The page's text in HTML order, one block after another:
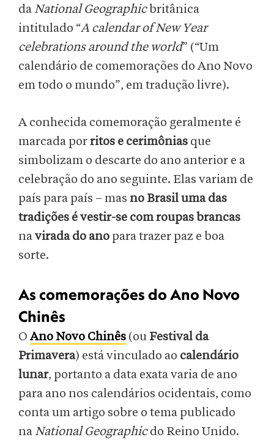
daNational Geographicbritânica
intitulado “A calendar of New Year
celebrations around the world” (“Um
calendário de comemorações do Ano Novo
em todo o mundo”, em tradução livre).
A conhecida comemoração geralmente é
marcada porritos e cerimônias que
simbolizam o descarte do ano anterior e a
celebração do ano seguinte. Elas variam de
país para país – mas no Brasil uma das
tradições é vestir-se com roupas brancas
navirada do ano para trazer paz e boa
sorte.
As comemorações do Ano Novo
Chinês
O Ano Novo Chinês (ou Festival da
Primavera) está vinculado ao calendário
lunar, portanto a data exata varia de ano
para ano nos calendários ocidentais, como
conta um artigo sobre o tema publicado
naNational Geographicdo Reino Unido.